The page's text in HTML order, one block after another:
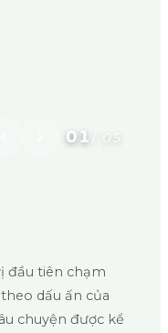
đầu tiên chạm
dấu ấn của
chuyện được kể
01 05